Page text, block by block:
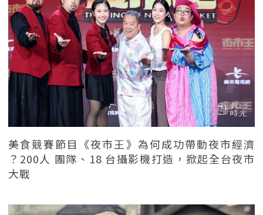
美食競賽節目《夜市王》為何成功帶動夜市經濟
？200人 團隊、18 台攝影機打造，掀起全台夜市
大戰